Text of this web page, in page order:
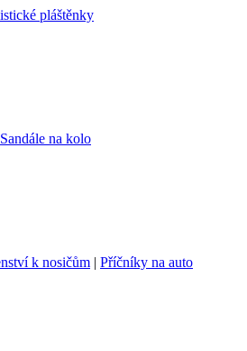
pláštěnky
Sandále na kolo
k nosičům | Příčníky na auto